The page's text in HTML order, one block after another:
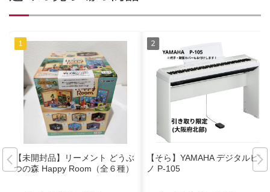
【未開封品】リーメント どうぶ
つの森 Happy Room（全６種）
【そら】YAMAHA デジタルピア
ノ P-105